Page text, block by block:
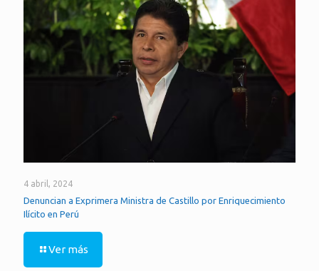
4 abril, 2024
Denuncian a Exprimera Ministra de Castillo por Enriquecimiento
Ilícito en Perú
Ver más